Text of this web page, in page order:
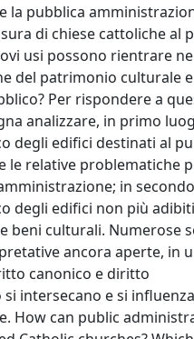
la pubblica
di chiese cattoliche al
usi possono rientrare
del patrimonio culturale
Per rispondere a
analizzare, in primo
degli edifici destinati al
le relative problematiche
in
degli edifici non più
beni culturali. Numerose
ancora aperte, in
canonico e diritto
intersecano e si
How can public